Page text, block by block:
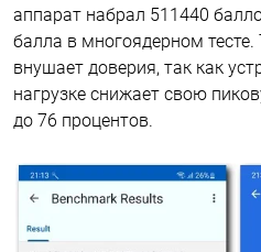
аппарат набрал 511440
балла в многоядерном тесте.
внушает доверия, так как
нагрузке снижает свою
до 76 процентов.